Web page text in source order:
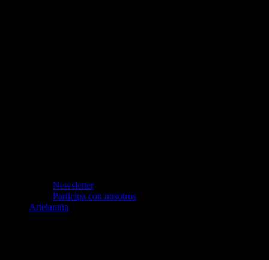
Newsletter
Participa con nosotros
Artelaraña